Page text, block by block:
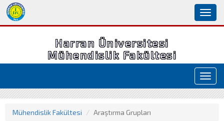
Harran Üniversitesi
Mühendislik Fakültesi
Mühendislik Fakültesi Araştırma Grupları